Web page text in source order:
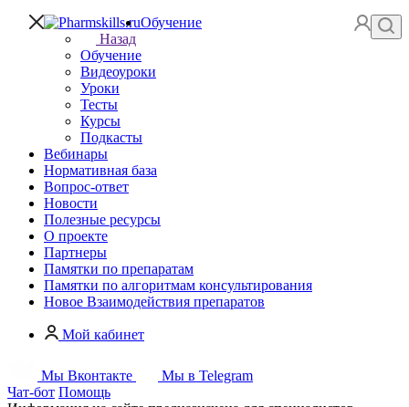
Обучение
Назад
Обучение
Видеоуроки
Уроки
Тесты
Курсы
Подкасты
Вебинары
Нормативная база
Вопрос-ответ
Новости
Полезные ресурсы
О проекте
Партнеры
Памятки по препаратам
Памятки по алгоритмам консультирования
Новое Взаимодействия препаратов
Мой кабинет
Мы Вконтакте
Мы в Telegram
Чат-бот Помощь